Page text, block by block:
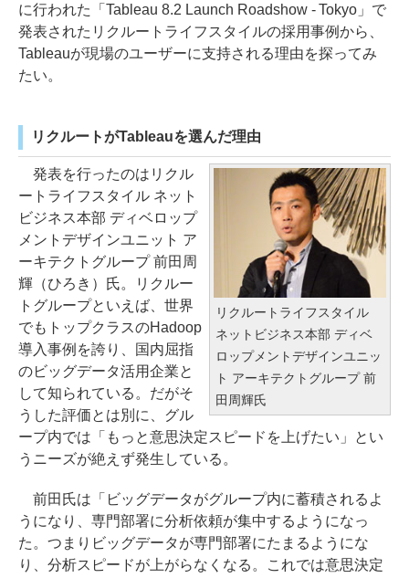
に行われた「Tableau 8.2 Launch Roadshow - Tokyo」で
発表されたリクルートライフスタイルの採用事例から、
Tableauが現場のユーザーに支持される理由を探ってみ
たい。
リクルートがTableauを選んだ理由
リクルートライフスタイル
ネットビジネス本部 ディベ
ロップメントデザインユニッ
ト アーキテクトグループ 前
田周輝氏
発表を行ったのはリクル
ートライフスタイル ネット
ビジネス本部 ディベロップ
メントデザインユニット ア
ーキテクトグループ 前田周
輝（ひろき）氏。リクルー
トグループといえば、世界
でもトップクラスのHadoop
導入事例を誇り、国内屈指
のビッグデータ活用企業と
して知られている。だがそ
うした評価とは別に、グル
ープ内では「もっと意思決定スピードを上げたい」とい
うニーズが絶えず発生している。
前田氏は「ビッグデータがグループ内に蓄積されるよ
うになり、専門部署に分析依頼が集中するようになっ
た。つまりビッグデータが専門部署にたまるようにな
り、分析スピードが上がらなくなる。これでは意思決定